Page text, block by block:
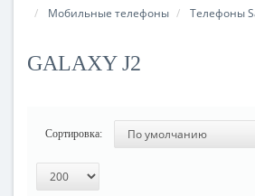
Мобильные телефоны Tелефоны
GALAXY J2
Сортировка: